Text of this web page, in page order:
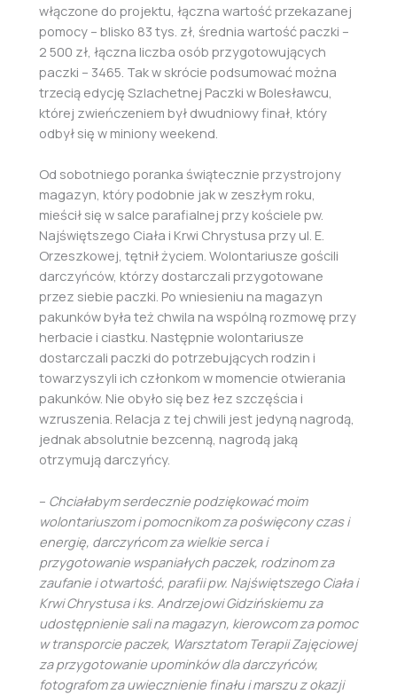
włączone do projektu, łączna wartość przekazanej
pomocy – blisko 83 tys. zł, średnia wartość paczki –
2 500 zł, łączna liczba osób przygotowujących
paczki – 3465. Tak w skrócie podsumować można
trzecią edycję Szlachetnej Paczki w Bolesławcu,
której zwieńczeniem był dwudniowy finał, który
odbył się w miniony weekend.
Od sobotniego poranka świątecznie przystrojony
magazyn, który podobnie jak w zeszłym roku,
mieścił się w salce parafialnej przy kościele pw.
Najświętszego Ciała i Krwi Chrystusa przy ul. E.
Orzeszkowej, tętnił życiem. Wolontariusze gościli
darczyńców, którzy dostarczali przygotowane
przez siebie paczki. Po wniesieniu na magazyn
pakunków była też chwila na wspólną rozmowę przy
herbacie i ciastku. Następnie wolontariusze
dostarczali paczki do potrzebujących rodzin i
towarzyszyli ich członkom w momencie otwierania
pakunków. Nie obyło się bez łez szczęścia i
wzruszenia. Relacja z tej chwili jest jedyną nagrodą,
jednak absolutnie bezcenną, nagrodą jaką
otrzymują darczyńcy.
– Chciałabym serdecznie podziękować moim
wolontariuszom i pomocnikom za poświęcony czas i
energię, darczyńcom za wielkie serca i
przygotowanie wspaniałych paczek, rodzinom za
zaufanie i otwartość, parafii pw. Najświętszego Ciała i
Krwi Chrystusa i ks. Andrzejowi Gidzińskiemu za
udostępnienie sali na magazyn, kierowcom za pomoc
w transporcie paczek, Warsztatom Terapii Zajęciowej
za przygotowanie upominków dla darczyńców,
fotografom za uwiecznienie finału i marszu z okazji